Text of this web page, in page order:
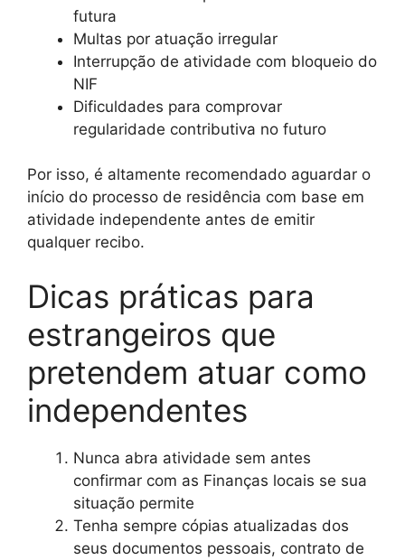
futura
Multas por atuação irregular
Interrupção de atividade com bloqueio do
NIF
Dificuldades para comprovar
regularidade contributiva no futuro
Por isso, é altamente recomendado aguardar o
início do processo de residência com base em
atividade independente antes de emitir
qualquer recibo.
Dicas práticas para
estrangeiros que
pretendem atuar como
independentes
Nunca abra atividade sem antes
confirmar com as Finanças locais se sua
situação permite
Tenha sempre cópias atualizadas dos
seus documentos pessoais, contrato de